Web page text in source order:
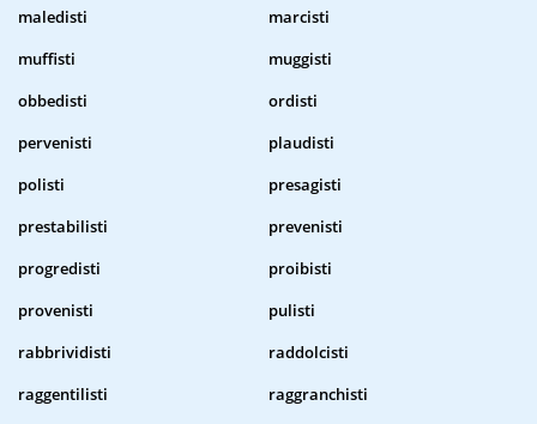
maledisti
marcisti
muffisti
muggisti
obbedisti
ordisti
pervenisti
plaudisti
polisti
presagisti
prestabilisti
prevenisti
progredisti
proibisti
provenisti
pulisti
rabbrividisti
raddolcisti
raggentilisti
raggranchisti